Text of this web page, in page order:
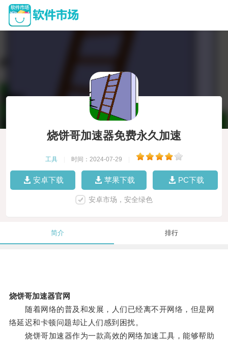
烧饼哥加速器免费永久加速
工具 时间：2024-07-29
安卓下载 苹果下载 PC下载
安卓市场，安全绿色
简介 排行
烧饼哥加速器官网
随着网络的普及和发展，人们已经离不开网络，但是网
络延迟和卡顿问题却让人们感到困扰。
烧饼哥加速器作为一款高效的网络加速工具，能够帮助